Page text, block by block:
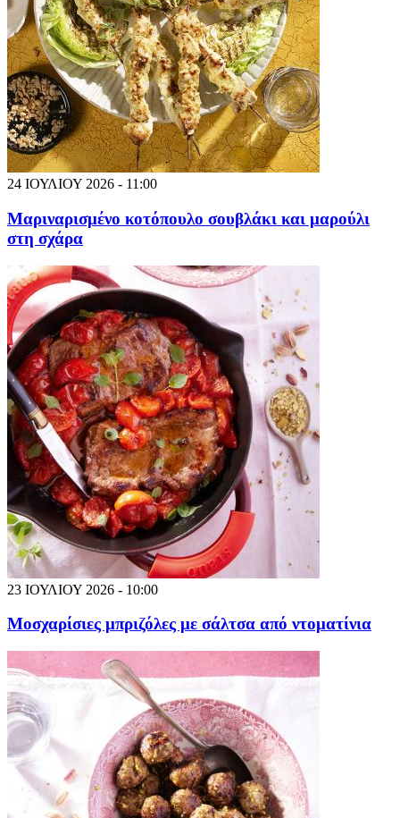
24 ΙΟΥΛΙΟΥ 2026 - 11:00
Μαριναρισμένο κοτόπουλο σουβλάκι και μαρούλι
στη σχάρα
23 ΙΟΥΛΙΟΥ 2026 - 10:00
Μοσχαρίσιες μπριζόλες με σάλτσα από ντοματίνια